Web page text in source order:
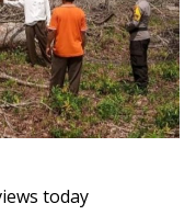
today